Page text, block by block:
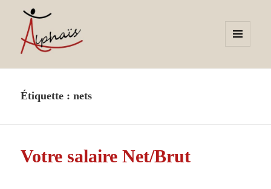
compétences et orientations
WIDGETS
Étiquette :nets
Votre salaire Net/Brut